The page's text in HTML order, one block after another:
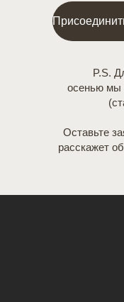
P.S.
осенью мы
Оставьте
расскажет